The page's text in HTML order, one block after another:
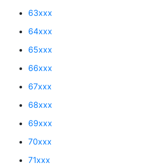
63xxx
64xxx
65xxx
66xxx
67xxx
68xxx
69xxx
70xxx
71xxx